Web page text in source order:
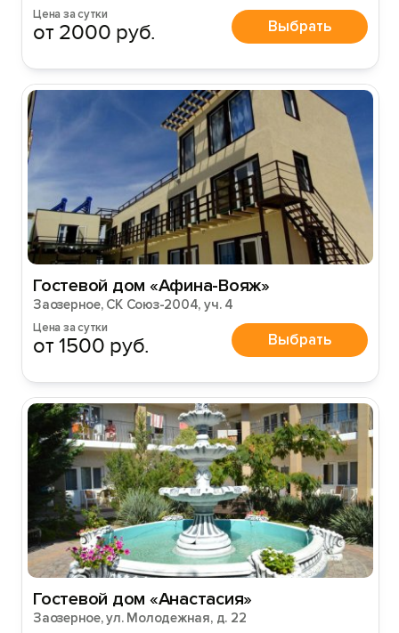
Цена за сутки
от 2000 руб. Выбрать
Гостевой дом «Афина-Вояж»
Заозерное, СК Союз-2004, уч. 4
Цена за сутки
от 1500 руб. Выбрать
Гостевой дом «Анастасия»
Заозерное, ул. Молодежная, д. 22